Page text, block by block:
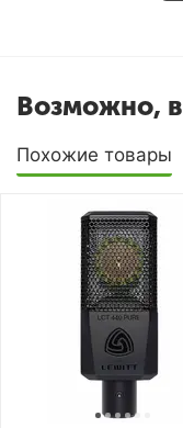
Возможно,
Похожие товары